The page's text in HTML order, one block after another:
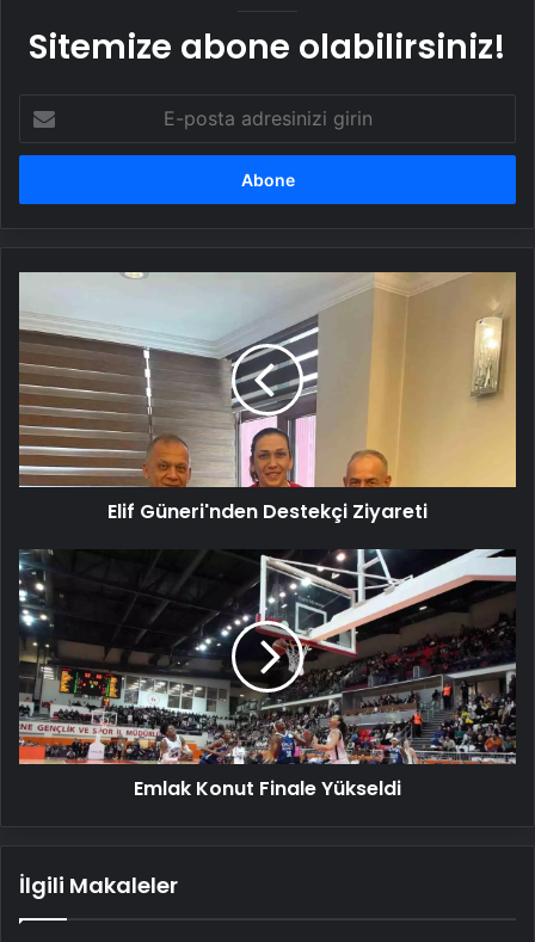
Sitemize abone olabilirsiniz!
posta
adresinizi
Güneri'nden
Destekçi
Ziyareti
Elif Güneri'nden Destekçi Ziyareti
Emlak
Konut
Finale
Yükseldi
Emlak Konut Finale Yükseldi
İlgili Makaleler